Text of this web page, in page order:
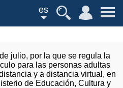
es
julio, por la que se regula la
para las personas adultas
y a distancia virtual, en
de Educación, Cultura y